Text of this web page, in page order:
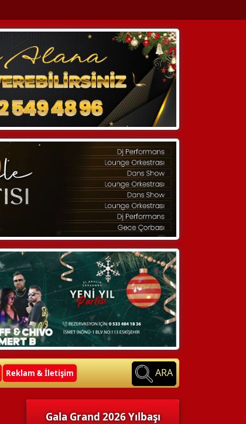
Reklam & İletişim ARA
Gala Grand 2026 Yılbaşı